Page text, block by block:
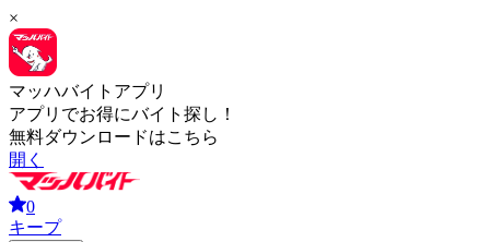
×
マッハバイトアプリ
アプリでお得にバイト探し！
無料ダウンロードはこちら
開く
0
キープ